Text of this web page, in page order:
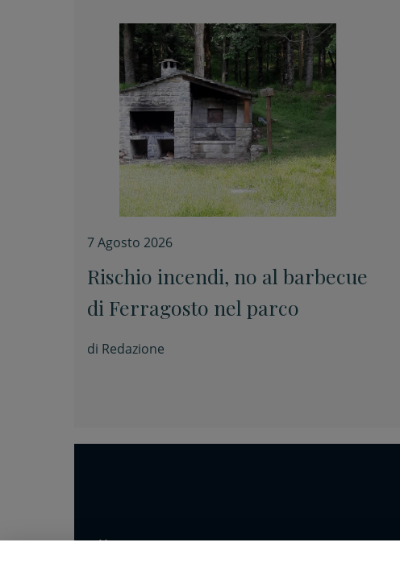
7 Agosto 2026
Rischio incendi, no al barbecue
di Ferragosto nel parco
di Redazione
Home